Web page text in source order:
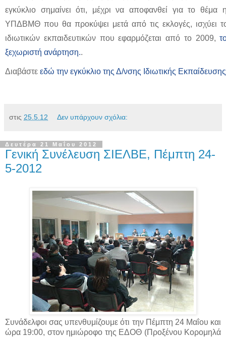
εγκύκλιο σημαίνει ότι, μέχρι να αποφανθεί για το θέμα
ΥΠΔΒΜΘ που θα προκύψει μετά από τις εκλογές, ισχύει
ιδιωτικών εκπαιδευτικών που εφαρμόζεται από το 2009,
ξεχωριστή ανάρτηση..
Διαβάστε εδώ την εγκύκλιο της Δ/νσης Ιδιωτικής Εκπαίδευσης
στις 25.5.12 Δεν υπάρχουν σχόλια:
Δευτέρα 21 Μαΐου 2012
Γενική Συνέλευση ΣΙΕΛΒΕ, Πέμπτη 24-
5-2012
Συνάδελφοι σας υπενθυμίζουμε ότι την Πέμπτη 24 Μαΐου και
ώρα 19:00, στον ημιώροφο της ΕΔΟΘ (Προξένου Κορομηλά